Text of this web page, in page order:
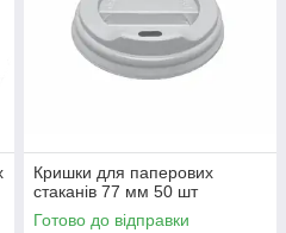
Кришки для паперових
стаканів 77 мм 50 шт
Готово до відправки